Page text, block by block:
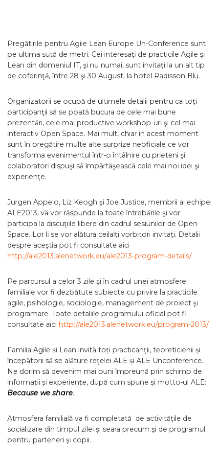
Pregătirile pentru Agile Lean Europe Un-Conference sunt
pe ultima sută de metri. Cei interesaţi de practicile Agile şi
Lean din domeniul IT, şi nu numai, sunt invitaţi la un alt tip
de coferinţă, între 28 şi 30 August, la hotel Radisson Blu.
Organizatorii se ocupă de ultimele detalii pentru ca toţi
participanţii să se poată bucura de cele mai bune
prezentări, cele mai productive workshop-uri şi cel mai
interactiv Open Space. Mai mult, chiar în acest moment
sunt în pregătire multe alte surprize neoficiale ce vor
transforma evenimentul într-o întâlnire cu prieteni şi
colaboratori dispuşi să împărtăşească cele mai noi idei şi
experienţe.
Jurgen Appelo, Liz Keogh şi Joe Justice, membrii ai echipei
ALE2013, vă vor răspunde la toate întrebările şi vor
participa la discuţiile libere din cadrul sesiunilor de Open
Space. Lor li se vor alătura ceilalţi vorbitori invitaţi. Detalii
despre aceştia pot fi consultate aici
http://ale2013.alenetwork.eu/ale2013-program-details/.
Pe parcursul a celor 3 zile şi în cadrul unei atmosfere
familiale vor fi dezbătute subiecte cu privire la practicile
agile, psihologie, sociologie, management de proiect şi
programare. Toate detaliile programului oficial pot fi
consultate aici http://ale2013.alenetwork.eu/program-2013/.
Familia Agile și Lean invită toți practicanții, teoreticienii și
începătorii să se alăture rețelei ALE și ALE Unconference.
Ne dorim să devenim mai buni împreună prin schimb de
informații și experiențe, după cum spune și motto-ul ALE:
Because we share.
Atmosfera familială va fi completată de activitățile de
socializare din timpul zilei și seara precum şi de programul
pentru parteneri şi copii.